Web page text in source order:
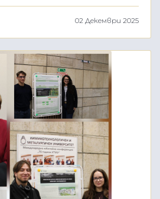
02 Декември 2025